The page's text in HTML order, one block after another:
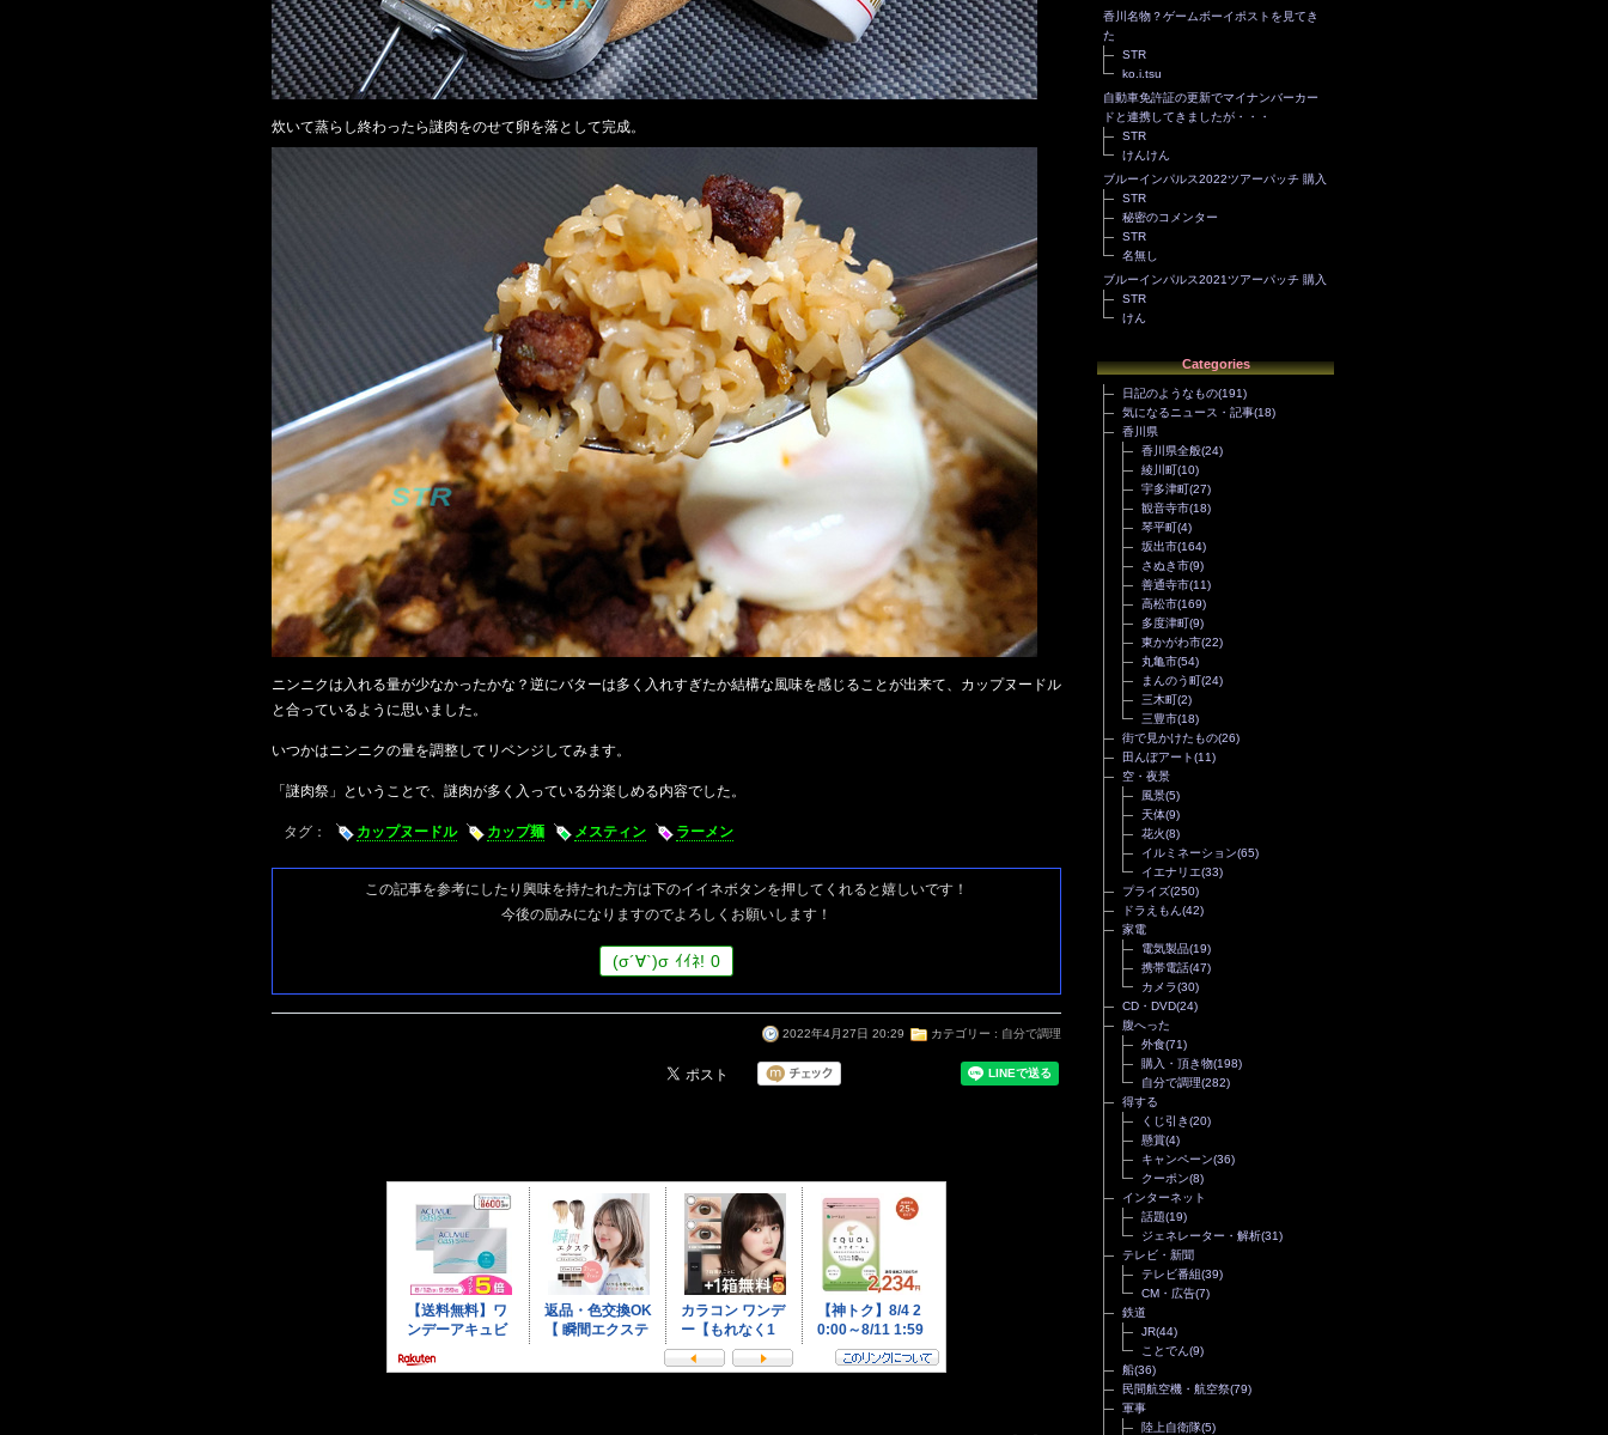
炊いて蒸らし終わったら謎肉をのせて卵を落として完成。
ニンニクは入れる量が少なかったかな？逆にバターは多く入れすぎたか結構な風味を感じることが出来て、カップヌードル
と合っているように思いました。
いつかはニンニクの量を調整してリベンジしてみます。
「謎肉祭」ということで、謎肉が多く入っている分楽しめる内容でした。
タグ： カップヌードル カップ麺 メスティン ラーメン
この記事を参考にしたり興味を持たれた方は下のイイネボタンを押してくれると嬉しいです！
今後の励みになりますのでよろしくお願いします！
(σ´∀`)σ ｲｲﾈ! 0
2022年4月27日 20:29 カテゴリー : 自分で調理
香川名物？ゲームボーイポストを見てき
た
STR
ko.i.tsu
自動車免許証の更新でマイナンバーカー
ドと連携してきましたが・・・
STR
けんけん
ブルーインパルス2022ツアーパッチ 購入
STR
秘密のコメンター
STR
名無し
ブルーインパルス2021ツアーパッチ 購入
STR
けん
Categories
日記のようなもの(191)
気になるニュース・記事(18)
香川県
香川県全般(24)
綾川町(10)
宇多津町(27)
観音寺市(18)
琴平町(4)
坂出市(164)
さぬき市(9)
善通寺市(11)
高松市(169)
多度津町(9)
東かがわ市(22)
丸亀市(54)
まんのう町(24)
三木町(2)
三豊市(18)
街で見かけたもの(26)
田んぼアート(11)
空・夜景
風景(5)
天体(9)
花火(8)
イルミネーション(65)
イエナリエ(33)
プライズ(250)
ドラえもん(42)
家電
電気製品(19)
携帯電話(47)
カメラ(30)
CD・DVD(24)
腹へった
外食(71)
購入・頂き物(198)
自分で調理(282)
得する
くじ引き(20)
懸賞(4)
キャンペーン(36)
クーポン(8)
インターネット
話題(19)
ジェネレーター・解析(31)
テレビ・新聞
テレビ番組(39)
CM・広告(7)
鉄道
JR(44)
ことでん(9)
船(36)
民間航空機・航空祭(79)
軍事
陸上自衛隊(5)